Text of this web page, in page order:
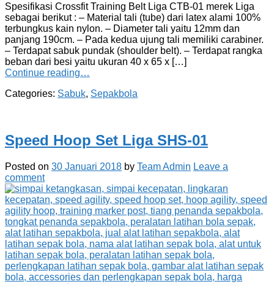
Spesifikasi Crossfit Training Belt Liga CTB-01 merek Liga
sebagai berikut : – Material tali (tube) dari latex alami 100%
terbungkus kain nylon. – Diameter tali yaitu 12mm dan
panjang 190cm. – Pada kedua ujung tali memiliki carabiner.
– Terdapat sabuk pundak (shoulder belt). – Terdapat rangka
beban dari besi yaitu ukuran 40 x 65 x […]
Continue reading…
Categories: Sabuk, Sepakbola
Speed Hoop Set Liga SHS-01
Posted on 30 Januari 2018 by Team Admin Leave a
comment